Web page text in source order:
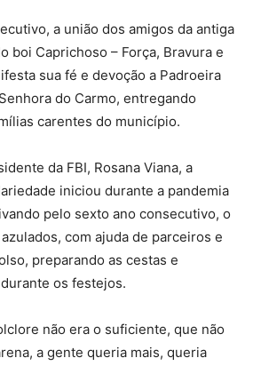
a união dos amigos da antiga
boi Caprichoso – Força, Bravura e
sua fé e devoção a Padroeira
do Carmo, entregando
carentes do município.
da FBI, Rosana Viana, a
iniciou durante a pandemia
pelo sexto ano consecutivo, o
com ajuda de parceiros e
preparando as cestas e
os festejos.
não era o suficiente, que não
a gente queria mais, queria